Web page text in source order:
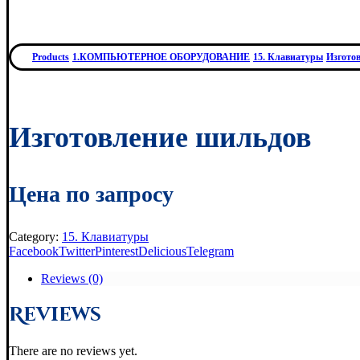
Products 1.КОМПЬЮТЕРНОЕ ОБОРУДОВАНИЕ 15. Клавиатуры
Изготовление шильдов
Цена по запросу
Category: 15. Клавиатуры
FacebookTwitterPinterestDeliciousTelegram
Reviews (0)
Reviews
There are no reviews yet.